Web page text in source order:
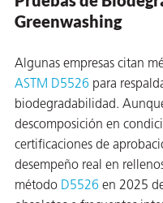
Greenwashing
Algunas empresas citan
ASTM D5526 para
biodegradabilidad.
descomposición en
certificaciones de
desempeño real en
método D5526 en 2025